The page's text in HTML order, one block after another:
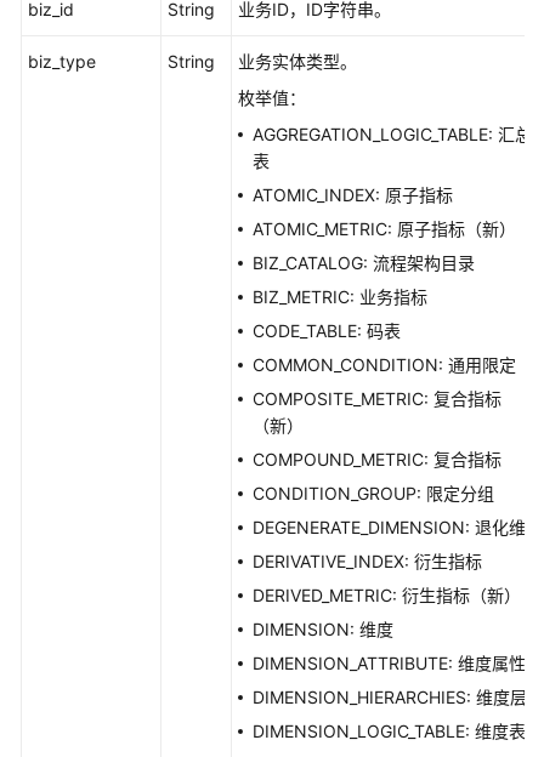
biz_id String 业务ID，ID字符串。
biz_type String
业务实体类型。
枚举值：
AGGREGATION_LOGIC_TABLE: 汇总
表
ATOMIC_INDEX: 原子指标
ATOMIC_METRIC: 原子指标（新）
BIZ_CATALOG: 流程架构目录
BIZ_METRIC: 业务指标
CODE_TABLE: 码表
COMMON_CONDITION: 通用限定
COMPOSITE_METRIC: 复合指标
（新）
COMPOUND_METRIC: 复合指标
CONDITION_GROUP: 限定分组
DEGENERATE_DIMENSION: 退化维度
DERIVATIVE_INDEX: 衍生指标
DERIVED_METRIC: 衍生指标（新）
DIMENSION: 维度
DIMENSION_ATTRIBUTE: 维度属性
DIMENSION_HIERARCHIES: 维度层级
DIMENSION_LOGIC_TABLE: 维度表